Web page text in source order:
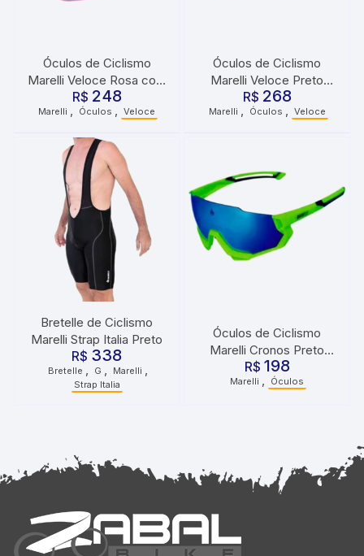
Óculos de Ciclismo
Marelli Veloce Rosa com
3 Lentes
R$ 248
Marelli Óculos Veloce
Óculos de Ciclismo
Marelli Veloce Preto
com 3 Lentes
R$ 268
Marelli Óculos Veloce
Bretelle de Ciclismo
Marelli Strap Italia Preto
R$ 338
Bretelle G Marelli
Strap Italia
Óculos de Ciclismo
Marelli Cronos Preto
Amarelo
R$ 198
Marelli Óculos